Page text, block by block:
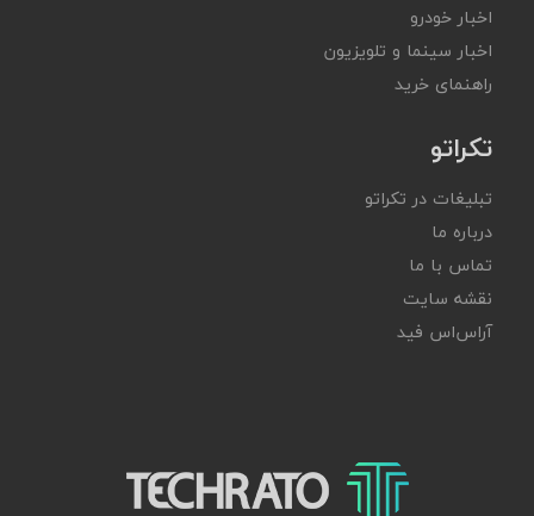
اخبار خودرو
اخبار سینما و تلویزیون
راهنمای خرید
تکراتو
تبلیغات در تکراتو
درباره ما
تماس با ما
نقشه سایت
آر‌اس‌اس فید
تکراتو – زندگی با تکنولوژی